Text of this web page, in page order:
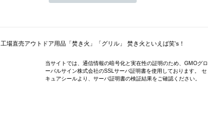
工場直売アウトドア用品「焚き火」「グリル」 焚き火といえば笑's！
当サイトでは、通信情報の暗号化と実在性の証明のため、GMOグロ
ーバルサイン株式会社のSSLサーバ証明書を使用しております。 セ
キュアシールより、サーバ証明書の検証結果をご確認ください。